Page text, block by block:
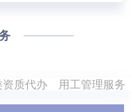
资质代办 用工管理服务